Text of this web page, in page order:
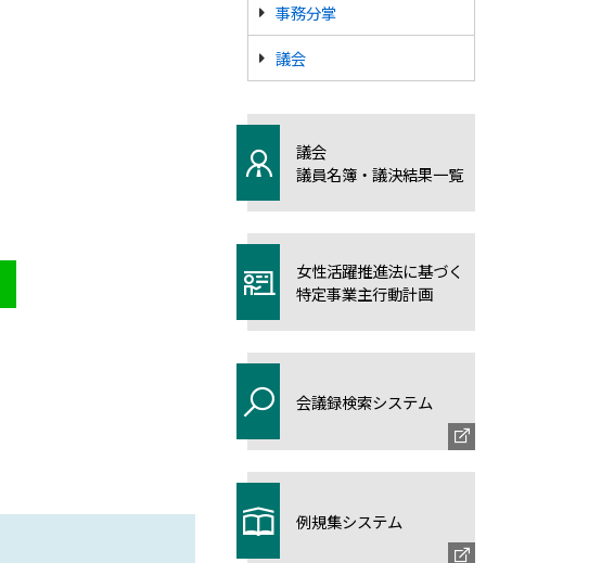
事務分掌
議会
議会
議員名簿・議決結果一覧
女性活躍推進法に基づく
特定事業主行動計画
会議録検索システム
例規集システム